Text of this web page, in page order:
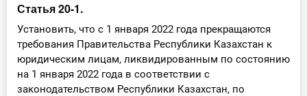
Статья 20-1.
Установить, что с 1 января 2022 года прекращаются
требования Правительства Республики Казахстан к
юридическим лицам, ликвидированным по состоянию
на 1 января 2022 года в соответствии с
законодательством Республики Казахстан, по